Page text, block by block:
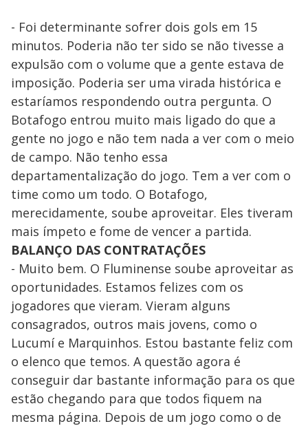
- Foi determinante sofrer dois gols em 15
minutos. Poderia não ter sido se não tivesse a
expulsão com o volume que a gente estava de
imposição. Poderia ser uma virada histórica e
estaríamos respondendo outra pergunta. O
Botafogo entrou muito mais ligado do que a
gente no jogo e não tem nada a ver com o meio
de campo. Não tenho essa
departamentalização do jogo. Tem a ver com o
time como um todo. O Botafogo,
merecidamente, soube aproveitar. Eles tiveram
mais ímpeto e fome de vencer a partida.
BALANÇO DAS CONTRATAÇÕES
- Muito bem. O Fluminense soube aproveitar as
oportunidades. Estamos felizes com os
jogadores que vieram. Vieram alguns
consagrados, outros mais jovens, como o
Lucumí e Marquinhos. Estou bastante feliz com
o elenco que temos. A questão agora é
conseguir dar bastante informação para os que
estão chegando para que todos fiquem na
mesma página. Depois de um jogo como o de